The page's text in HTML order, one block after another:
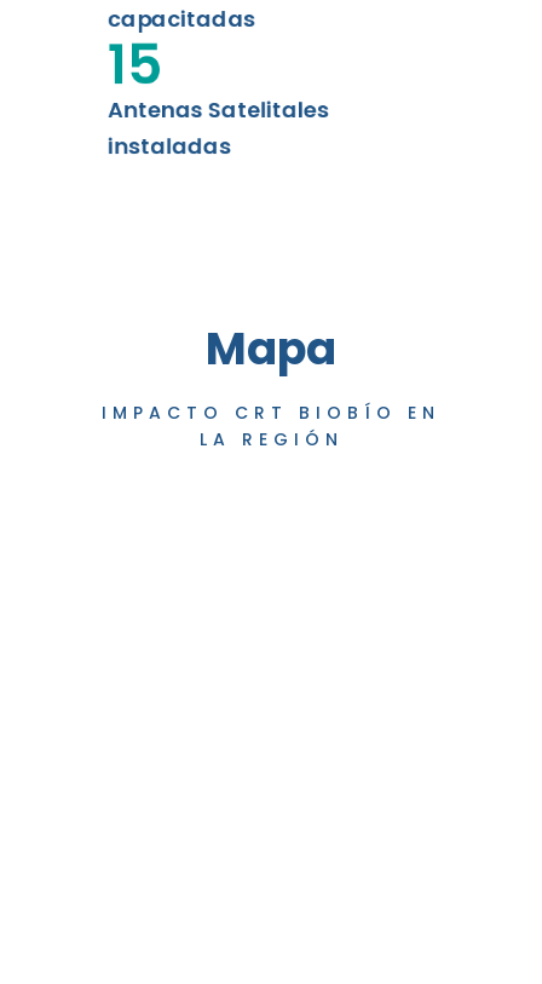
capacitadas
Antenas Satelitales
instaladas
15
Mapa
IMPACTO CRT BIOBÍO EN
LA REGIÓN